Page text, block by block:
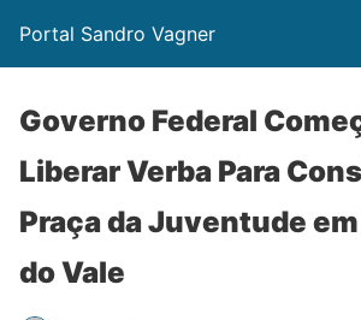
Portal Sandro Vagner
Governo Federal
Liberar Verba Para
Praça da Juventude
do Vale